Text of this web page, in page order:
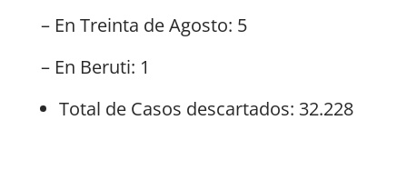
– En Treinta de Agosto: 5
– En Beruti: 1
Total de Casos descartados: 32.228